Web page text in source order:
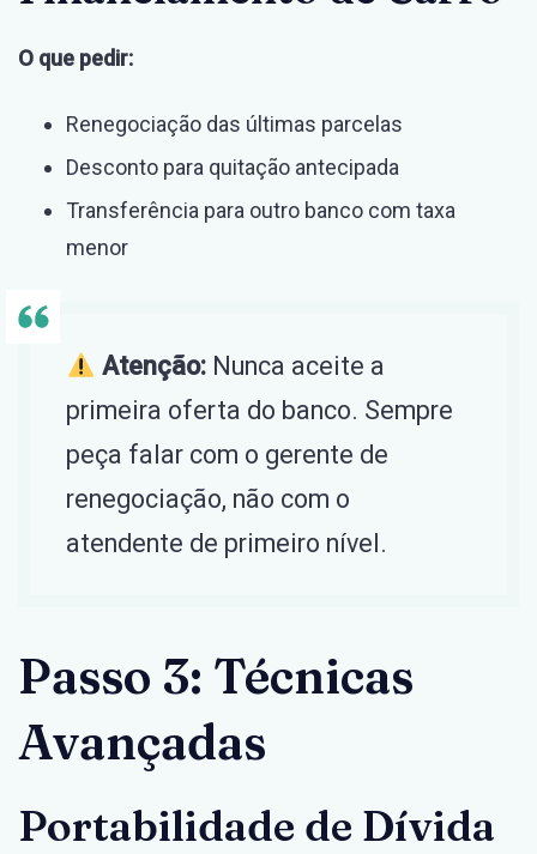
O que pedir:
Renegociação das últimas parcelas
Desconto para quitação antecipada
Transferência para outro banco com taxa
menor
Atenção:Nunca aceite a
primeira oferta do banco. Sempre
peça falar com o gerente de
renegociação, não com o
atendente de primeiro nível.
Passo 3: Técnicas
Avançadas
Portabilidade de Dívida